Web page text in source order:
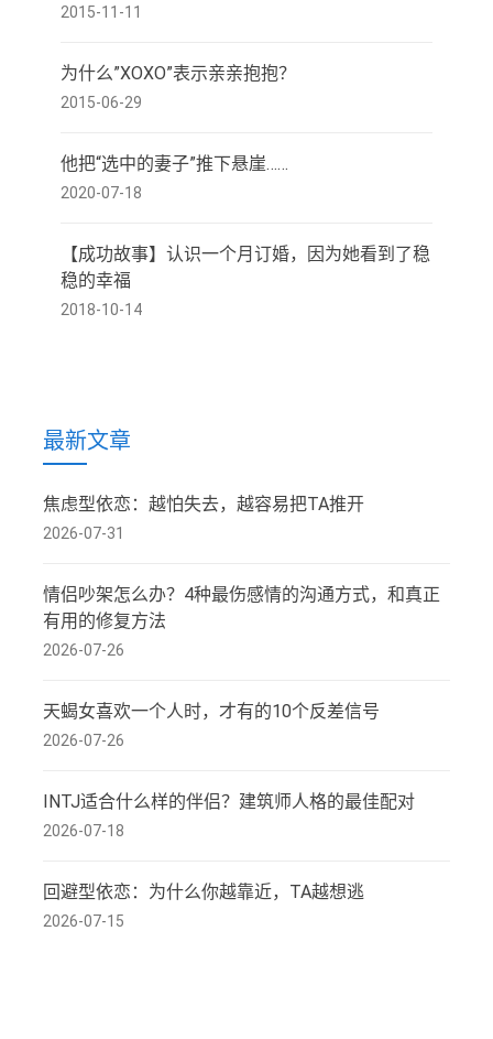
2015-11-11
为什么”XOXO”表示亲亲抱抱？
2015-06-29
他把“选中的妻子”推下悬崖……
2020-07-18
【成功故事】认识一个月订婚，因为她看到了稳
稳的幸福
2018-10-14
最新文章
焦虑型依恋：越怕失去，越容易把TA推开
2026-07-31
情侣吵架怎么办？4种最伤感情的沟通方式，和真正
有用的修复方法
2026-07-26
天蝎女喜欢一个人时，才有的10个反差信号
2026-07-26
INTJ适合什么样的伴侣？建筑师人格的最佳配对
2026-07-18
回避型依恋：为什么你越靠近，TA越想逃
2026-07-15